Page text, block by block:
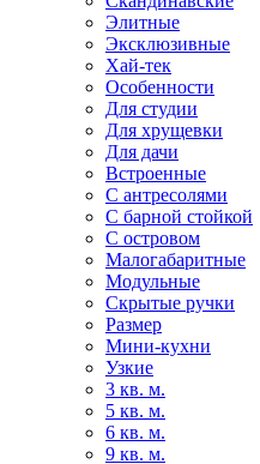
Элитные
Эксклюзивные
Хай-тек
Особенности
Для студии
Для хрущевки
Для дачи
Встроенные
С антресолями
С барной стойкой
С островом
Малогабаритные
Модульные
Скрытые ручки
Размер
Мини-кухни
Узкие
3 кв. м.
5 кв. м.
6 кв. м.
9 кв. м.